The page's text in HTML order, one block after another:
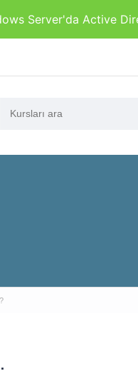
Server'da Active